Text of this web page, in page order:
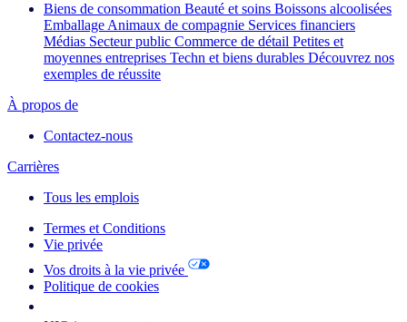
Biens de consommation Beauté et soins Boissons alcoolisées
Emballage Animaux de compagnie Services financiers
Médias Secteur public Commerce de détail Petites et
moyennes entreprises Techn et biens durables Découvrez nos
exemples de réussite
À propos de
Contactez-nous
Carrières
Tous les emplois
Termes et Conditions
Vie privée
Vos droits à la vie privée
Politique de cookies